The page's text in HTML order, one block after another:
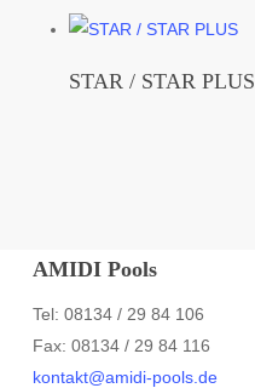
STAR / STAR PLUS
AMIDI Pools
Tel: 08134 / 29 84 106
Fax: 08134 / 29 84 116
kontakt@amidi-pools.de